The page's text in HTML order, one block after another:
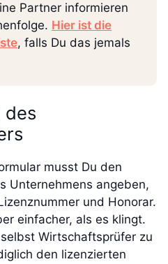
Partner informieren
Hier ist die
, falls Du das jemals
des
musst Du den
Unternehmens angeben,
und Honorar.
einfacher, als es klingt.
Wirtschaftsprüfer zu
den lizenzierten